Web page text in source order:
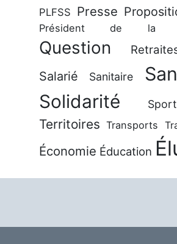
PLFSS Presse
Président de la
Question
Salarié Sanitaire
Solidarité Sport
Territoires Transports
Économie Éducation